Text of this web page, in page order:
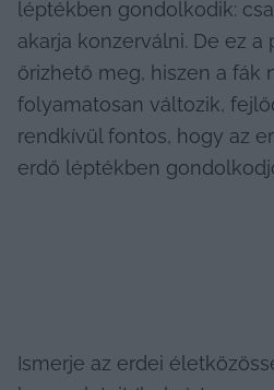
léptékben gondolkodik:
akarja konzerválni. De ez
őrizhető meg, hiszen a fák
folyamatosan változik,
rendkívül fontos, hogy az
erdő léptékben
Ismerje az erdei